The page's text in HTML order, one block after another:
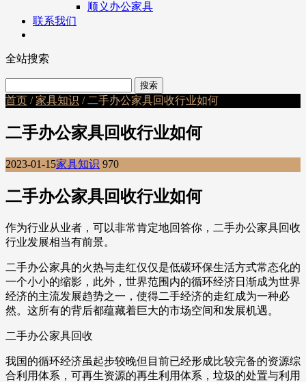
顺义办公家具
联系我们
全站搜索
首页 /家具知识 / 二手办公家具回收行业如何
二手办公家具回收行业如何
2023-01-15家具知识 970
二手办公家具回收行业如何
作为行业从业者，可以非常肯定地回答你，二手办公家具回收
行业发展相当有前景。
二手办公家具的火热与走红仅仅是低碳环保生活方式常态化的
一个小小的缩影，此外，世界范围内的循环经济日渐成为世界
经济的主流发展趋势之一，使得二手经济的走红成为一种必
然。这所有的背后都蕴藏着巨大的市场空间和发展机遇。
二手办公家具回收
我国的循环经济虽起步较晚但目前已经形成比较完备的资源综
合利用体系，可再生资源的再生利用体系，垃圾的处置与利用